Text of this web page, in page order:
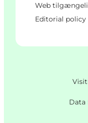
Web
Editorial policy
Data